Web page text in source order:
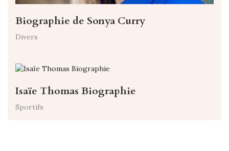
Biographie de Sonya Curry
Divers
Isaïe Thomas Biographie
Sportifs